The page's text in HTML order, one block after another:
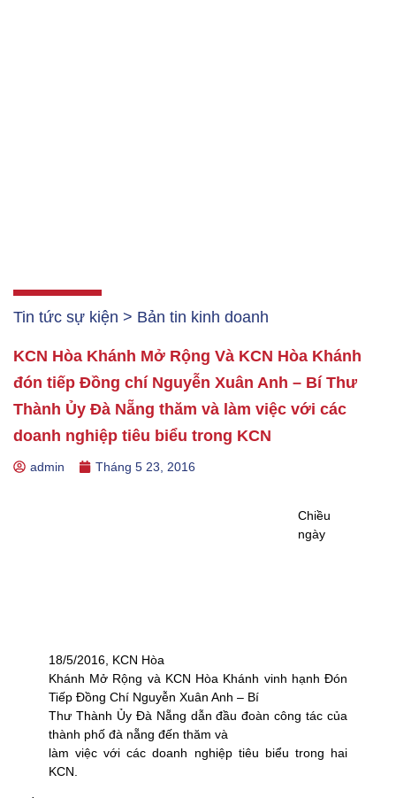
Tin tức sự kiện > Bản tin kinh doanh
KCN Hòa Khánh Mở Rộng Và KCN Hòa Khánh
đón tiếp Đồng chí Nguyễn Xuân Anh – Bí Thư
Thành Ủy Đà Nẵng thăm và làm việc với các
doanh nghiệp tiêu biểu trong KCN
admin Tháng 5 23, 2016
Chiều
ngày
18/5/2016, KCN Hòa
Khánh Mở Rộng và KCN Hòa Khánh vinh hạnh Đón
Tiếp Đồng Chí Nguyễn Xuân Anh – Bí
Thư Thành Ủy Đà Nẵng dẫn đầu đoàn công tác của
thành phố đà nẵng đến thăm và
làm việc với các doanh nghiệp tiêu biểu trong hai
KCN.